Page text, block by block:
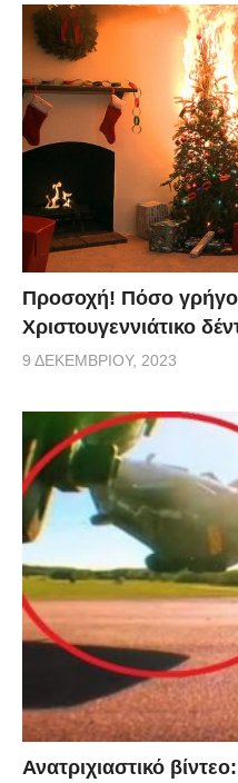
Προσοχή! Πόσο
Χριστουγεννιάτικο
9 ΔΕΚΕΜΒΡΊΟΥ, 2023
Ανατριχιαστικό